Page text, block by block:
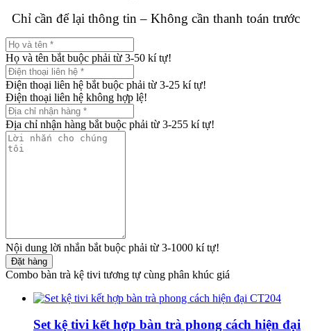
Chỉ cần để lại thông tin – Không cần thanh toán trước
Họ và tên bắt buộc phải từ 3-50 kí tự!
Điện thoại liên hệ bắt buộc phải từ 3-25 kí tự!
Điện thoại liên hệ không hợp lệ!
Địa chỉ nhận hàng bắt buộc phải từ 3-255 kí tự!
Nội dung lời nhắn bắt buộc phải từ 3-1000 kí tự!
Đặt hàng
Combo bàn trà kệ tivi tương tự cùng phân khúc giá
Set kệ tivi kết hợp bàn trà phong cách hiện đại